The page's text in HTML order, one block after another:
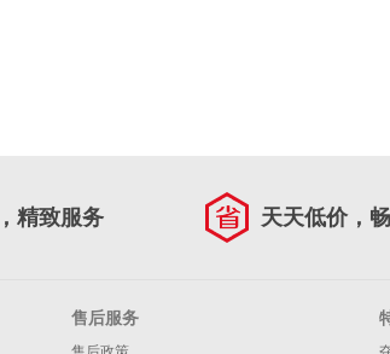
精致服务 天天低价，
售后服务